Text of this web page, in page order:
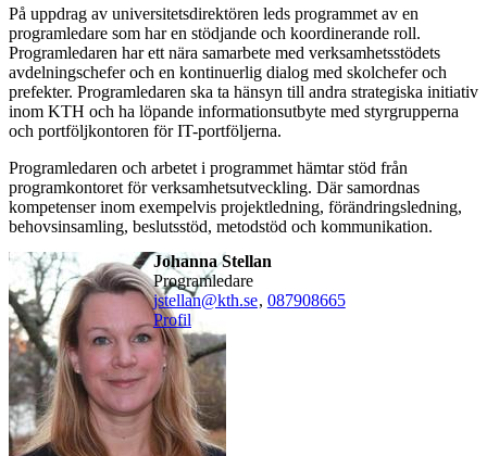
På uppdrag av universitetsdirektören leds programmet av en
programledare som har en stödjande och koordinerande roll.
Programledaren har ett nära samarbete med verksamhetsstödets
avdelningschefer och en kontinuerlig dialog med skolchefer och
prefekter. Programledaren ska ta hänsyn till andra strategiska initiativ
inom KTH och ha löpande informationsutbyte med styrgrupperna
och portföljkontoren för IT-portföljerna.
Programledaren och arbetet i programmet hämtar stöd från
programkontoret för verksamhetsutveckling. Där samordnas
kompetenser inom exempelvis projektledning, förändringsledning,
behovsinsamling, beslutsstöd, metodstöd och kommunikation.
Johanna Stellan
Programledare
jstellan@kth.se, 087908665
Profil